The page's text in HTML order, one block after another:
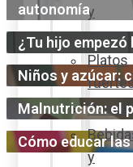
y
sopas
Platos
y
autonomía
¿Tu hijo
Niños y azúcar:
Malnutrición: el
Cómo educar